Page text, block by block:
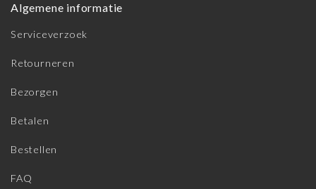
Algemene informatie
Serviceverzoek
Retourneren
Bezorgen
Betalen
Bestellen
FAQ